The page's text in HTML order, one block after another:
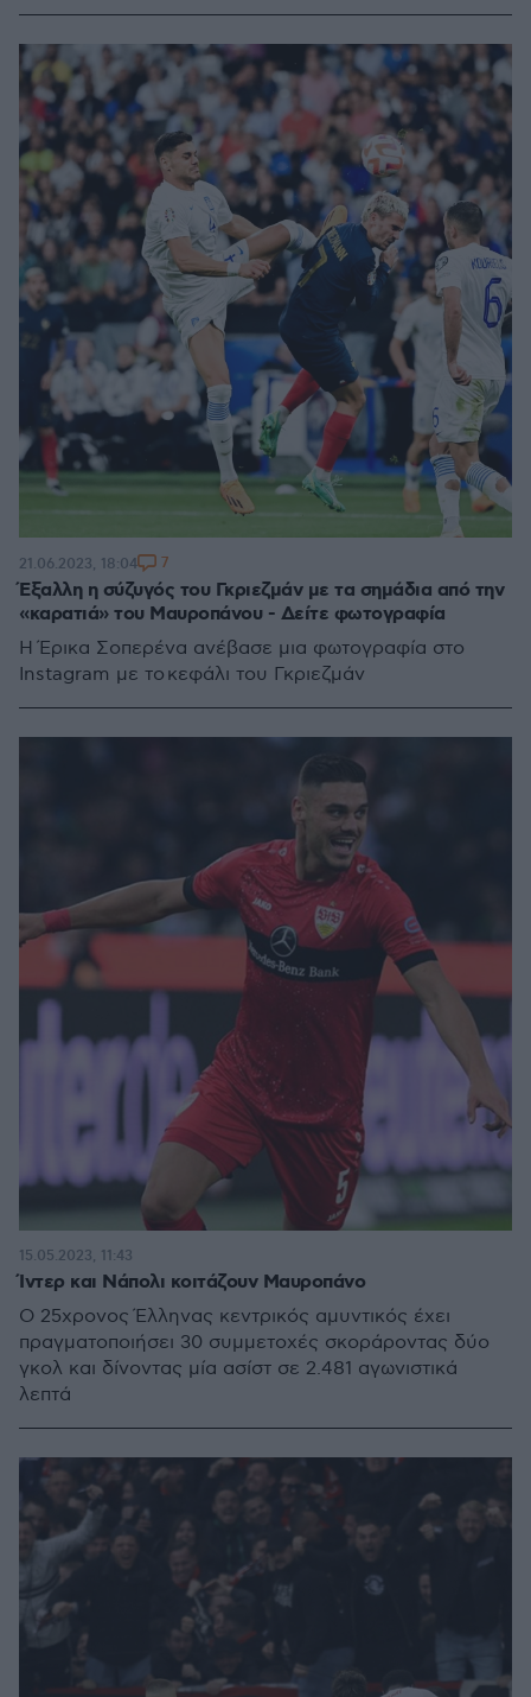
Έξαλλη η σύζυγός του Γκριεζμάν με τα σημάδια από την
«καρατιά» του Μαυροπάνου - Δείτε φωτογραφία
Η Έρικα Σοπερένα ανέβασε μια φωτογραφία στο
Instagram με το κεφάλι του Γκριεζμάν
21.06.2023, 18:04 7
Ίντερ και Νάπολι κοιτάζουν Μαυροπάνο
Ο 25χρονος Έλληνας κεντρικός αμυντικός έχει
πραγματοποιήσει 30 συμμετοχές σκοράροντας δύο
γκολ και δίνοντας μία ασίστ σε 2.481 αγωνιστικά
λεπτά
15.05.2023, 11:43